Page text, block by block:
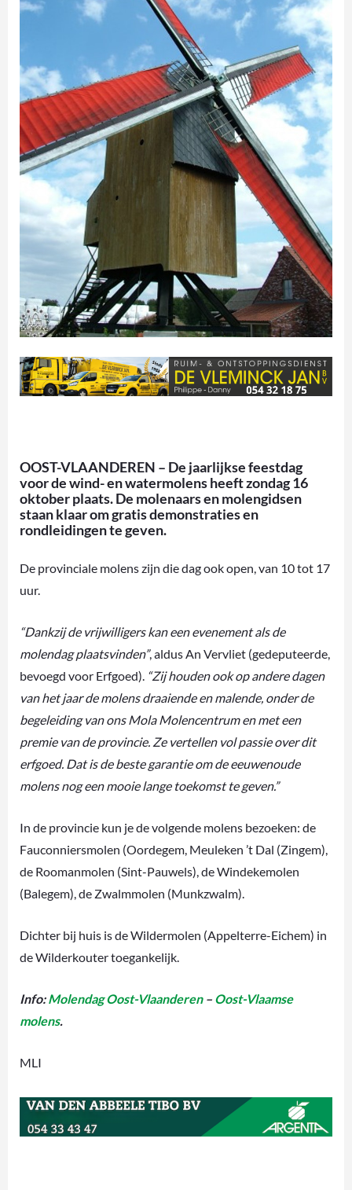
OOST-VLAANDEREN – De jaarlijkse feestdag
voor de wind- en watermolens heeft zondag 16
oktober plaats. De molenaars en molengidsen
staan klaar om gratis demonstraties en
rondleidingen te geven.
De provinciale molens zijn die dag ook open, van 10 tot 17
uur.
“Dankzij de vrijwilligers kan een evenement als de
molendag plaatsvinden”, aldus An Vervliet (gedeputeerde,
bevoegd voor Erfgoed). “Zij houden ook op andere dagen
van het jaar de molens draaiende en malende, onder de
begeleiding van ons Mola Molencentrum en met een
premie van de provincie. Ze vertellen vol passie over dit
erfgoed. Dat is de beste garantie om de eeuwenoude
molens nog een mooie lange toekomst te geven.”
In de provincie kun je de volgende molens bezoeken: de
Fauconniersmolen (Oordegem, Meuleken ’t Dal (Zingem),
de Roomanmolen (Sint-Pauwels), de Windekemolen
(Balegem), de Zwalmmolen (Munkzwalm).
Dichter bij huis is de Wildermolen (Appelterre-Eichem) in
de Wilderkouter toegankelijk.
Info:Molendag Oost-Vlaanderen– Oost-Vlaamse
molens.
MLI